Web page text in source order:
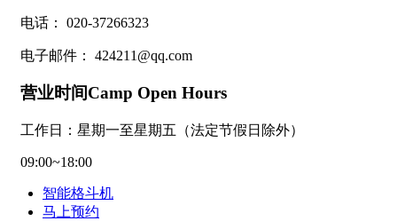
电话： 020-37266323
电子邮件： 424211@qq.com
营业时间Camp Open Hours
工作日：星期一至星期五（法定节假日除外）
09:00~18:00
智能格斗机
马上预约